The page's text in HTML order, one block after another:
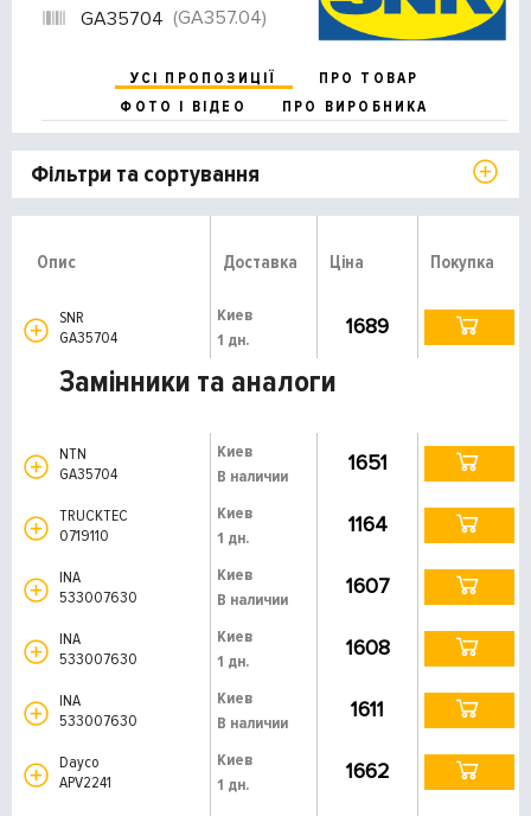
GA35704 (GA357.04)
УСІ ПРОПОЗИЦІЇ
ПРО ТОВАР
ФОТО І ВІДЕО
ПРО ВИРОБНИКА
Фільтри та сортування
Опис Доставка Ціна Покупка
SNR
GA35704
Киев
1 дн.
1689
Замінники та аналоги
NTN
GA35704
Киев
В наличии
1651
TRUCKTEC
0719110
Киев
1 дн.
1164
INA
533007630
Киев
В наличии
1607
INA
533007630
Киев
1 дн.
1608
INA
533007630
Киев
В наличии
1611
Dayco
APV2241
Киев
1 дн.
1662